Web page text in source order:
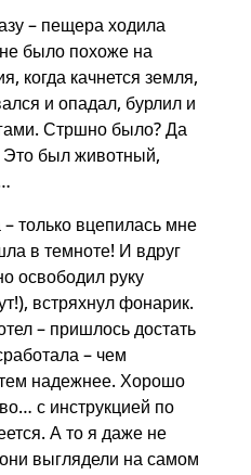
– пещера ходила
было похоже на
когда качнется земля,
и опадал, бурлил и
Стршно было? Да
Это был животный,
только вцепилась мне
в темноте! И вдруг
освободил руку
встряхнул фонарик.
– пришлось достать
– чем
надежнее. Хорошо
с инструкцией по
А то я даже не
выглядели на самом